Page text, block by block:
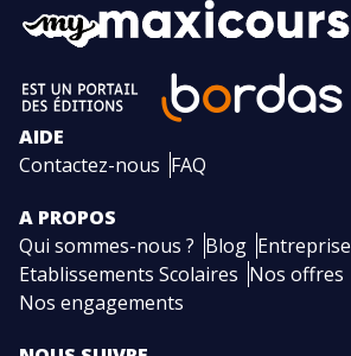
AIDE
Contactez-nous FAQ
A PROPOS
Qui sommes-nous ? Blog Entreprise
Etablissements Scolaires Nos offres
Nos engagements